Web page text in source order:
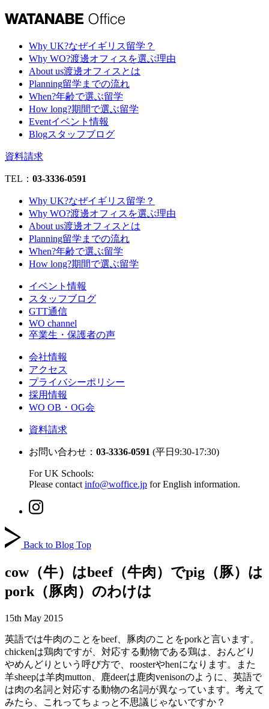
Why UK?なぜイギリス留学？
Why WO?渡邊オフィスを選ぶ理由
About us渡邊オフィスとは
Planning留学までの流れ
When?年齢で選ぶ留学
How long?期間で選ぶ留学
Eventイベント情報
Blogスタッフブログ
資料請求
TEL： 03-3336-0591
Why UK?なぜイギリス留学？
Why WO?渡邊オフィスを選ぶ理由
About us渡邊オフィスとは
Planning留学までの流れ
When?年齢で選ぶ留学
How long?期間で選ぶ留学
イベント情報
スタッフブログ
GTT通信
WO channel
卒業生・保護者の声
会社情報
アクセス
プライバシーポリシー
採用情報
WO OB・OG会
資料請求
お問い合わせ： 03-3336-0591 (平日9:30-17:30)
For UK Schools:
Please contact info@woffice.jp for English information.
Back to Blog Top
cow（牛）はbeef（牛肉）でpig（豚）は
pork（豚肉）のわけは
15th May 2015
英語では牛肉のことをbeef、豚肉のことをporkと言います。
chickenは鶏肉ですが、対応する動物である鶏は、おんどり
やめんどりという呼び方で、roosterやhenになります。また
羊sheepは羊肉mutton、鹿deerは鹿肉venisonのように、英語で
は肉の名詞と対応する動物の名詞が異なっています。考えて
みたら、これってちょっと不思議じゃないですか？